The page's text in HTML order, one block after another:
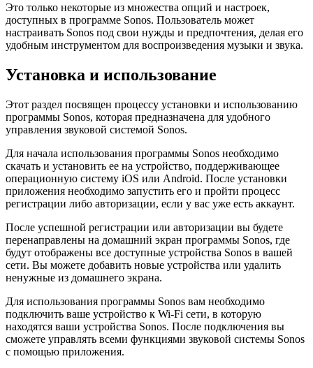
Это только некоторые из множества опций и настроек,
доступных в программе Sonos. Пользователь может
настраивать Sonos под свои нужды и предпочтения, делая его
удобным инструментом для воспроизведения музыки и звука.
Установка и использование
Этот раздел посвящен процессу установки и использованию
программы Sonos, которая предназначена для удобного
управления звуковой системой Sonos.
Для начала использования программы Sonos необходимо
скачать и установить ее на устройство, поддерживающее
операционную систему iOS или Android. После установки
приложения необходимо запустить его и пройти процесс
регистрации либо авторизации, если у вас уже есть аккаунт.
После успешной регистрации или авторизации вы будете
перенаправлены на домашний экран программы Sonos, где
будут отображены все доступные устройства Sonos в вашей
сети. Вы можете добавить новые устройства или удалить
ненужные из домашнего экрана.
Для использования программы Sonos вам необходимо
подключить ваше устройство к Wi-Fi сети, в которую
находятся ваши устройства Sonos. После подключения вы
сможете управлять всеми функциями звуковой системы Sonos
с помощью приложения.